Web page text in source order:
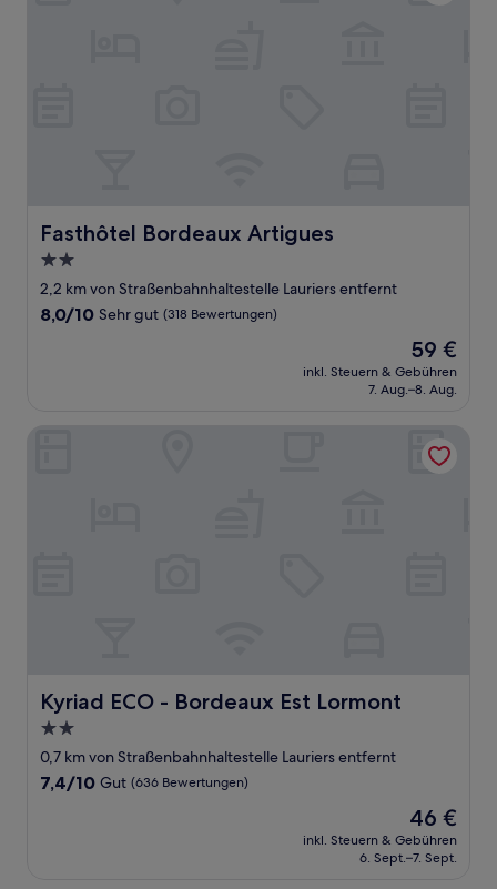
Fasthôtel Bordeaux Artigues
Fasthôtel Bordeaux Artigues
2.0-
Sterne-
Unterkunft
2,2 km von Straßenbahnhaltestelle Lauriers entfernt
8.0
Bewertungen)
8,0/10 Sehr gut (318 Bewertungen)
Der
Preis
beträgt
59 €
inkl. Steuern & Gebühren
7. Aug.–8. Aug.
Kyriad ECO - Bordeaux Est Lormont
Kyriad ECO - Bordeaux Est Lormont
2.0-
Sterne-
Unterkunft
0,7 km von Straßenbahnhaltestelle Lauriers entfernt
7.4
7,4/10 Gut (636 Bewertungen)
Der
Preis
beträgt
46 €
inkl. Steuern & Gebühren
6. Sept.–7. Sept.